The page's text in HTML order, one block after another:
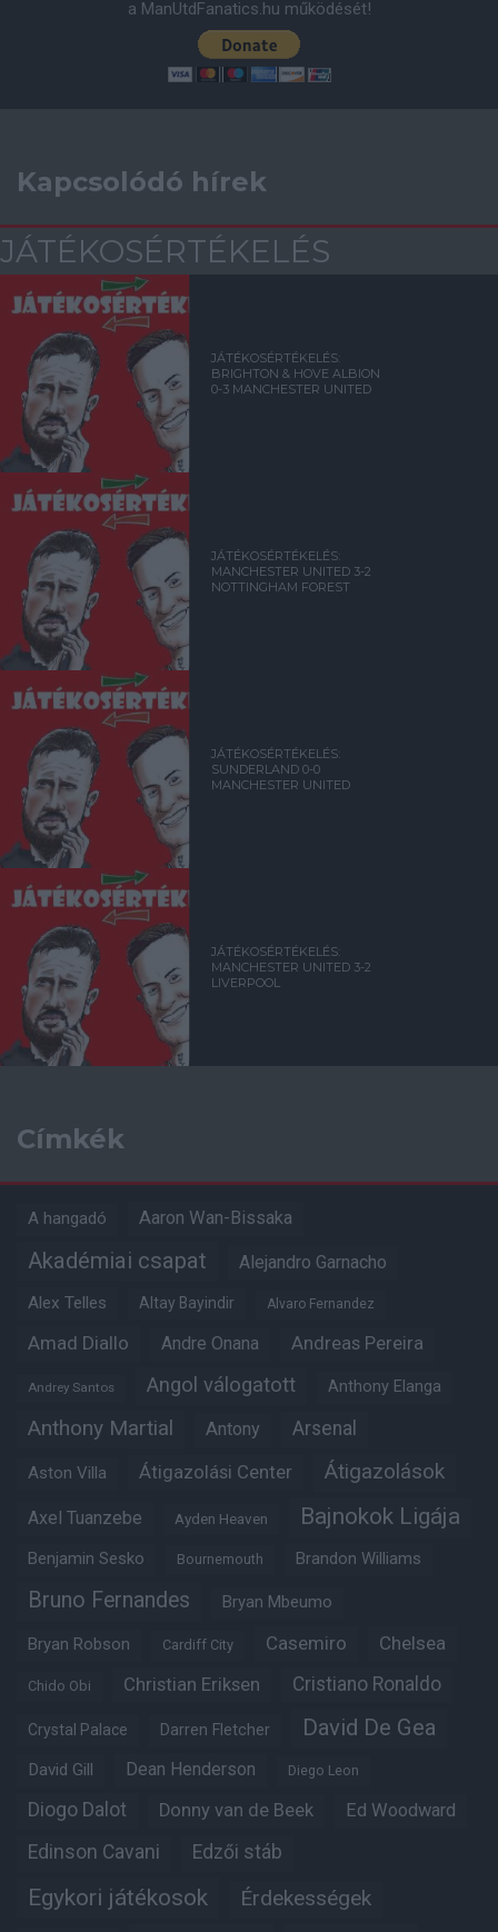
a ManUtdFanatics.hu működését!
Kapcsolódó hírek
JÁTÉKOSÉRTÉKELÉS
JÁTÉKOSÉRTÉKELÉS:
BRIGHTON & HOVE ALBION
0-3 MANCHESTER UNITED
JÁTÉKOSÉRTÉKELÉS:
MANCHESTER UNITED 3-2
NOTTINGHAM FOREST
JÁTÉKOSÉRTÉKELÉS:
SUNDERLAND 0-0
MANCHESTER UNITED
JÁTÉKOSÉRTÉKELÉS:
MANCHESTER UNITED 3-2
LIVERPOOL
Címkék
A hangadó Aaron Wan-Bissaka
Akadémiai csapat Alejandro Garnacho
Alex Telles Altay Bayindir Alvaro Fernandez
Amad Diallo Andre Onana Andreas Pereira
Andrey Santos Angol válogatott Anthony Elanga
Anthony Martial Antony Arsenal
Aston Villa Átigazolási Center Átigazolások
Axel Tuanzebe Ayden Heaven Bajnokok Ligája
Benjamin Sesko Bournemouth Brandon Williams
Bruno Fernandes Bryan Mbeumo
Bryan Robson Cardiff City Casemiro Chelsea
Chido Obi Christian Eriksen Cristiano Ronaldo
Crystal Palace Darren Fletcher David De Gea
David Gill Dean Henderson Diego Leon
Diogo Dalot Donny van de Beek Ed Woodward
Edinson Cavani Edzői stáb
Egykori játékosok Érdekességek